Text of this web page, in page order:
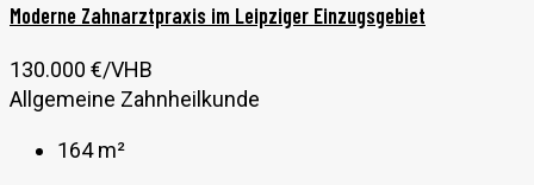
Moderne Zahnarztpraxis im Leipziger Einzugsgebiet
130.000 €/VHB
Allgemeine Zahnheilkunde
164 m²